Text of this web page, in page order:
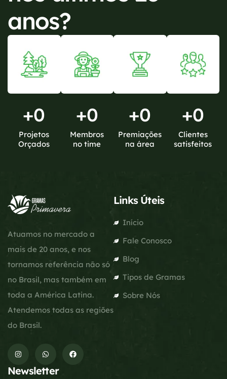
anos?
+0
Projetos
Orçados
+0
Membros
no time
+0
Premiações
na área
+0
Clientes
satisfeitos
Atuamos no mercado a
mais de 20 anos, e nos
tornamos referência não só
no Brasil, mas também em
toda a América Latina.
Atendemos todas as regiões
do Brasil.
Links Úteis
Início
Fale Conosco
Blog
Tipos de Gramas
Sobre Nós
Newsletter